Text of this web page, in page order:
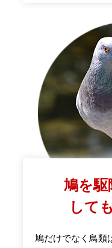
鳩を駆
して
鳩だけでなく鳥類